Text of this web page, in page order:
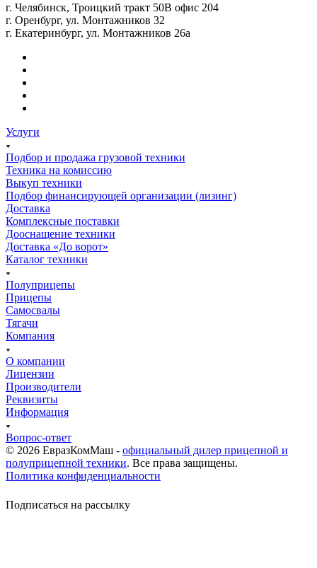
г. Челябинск, Троицкий тракт 50В офис 204
г. Оренбург, ул. Монтажников 32
г. Екатеринбург, ул. Монтажников 26а
Услуги
Подбор и продажа грузовой техники
Техника на комиссию
Выкуп техники
Подбор финансирующей организации (лизинг)
Доставка
Комплексные поставки
Дооснащение техники
Доставка «До ворот»
Каталог техники
Полуприцепы
Прицепы
Самосвалы
Тягачи
Компания
О компании
Лицензии
Производители
Реквизиты
Информация
Вопрос-ответ
© 2026 ЕвразКомМаш - официальный дилер прицепной и
полуприцепной техники. Все права защищены.
Политика конфиденциальности
Подписаться на рассылку